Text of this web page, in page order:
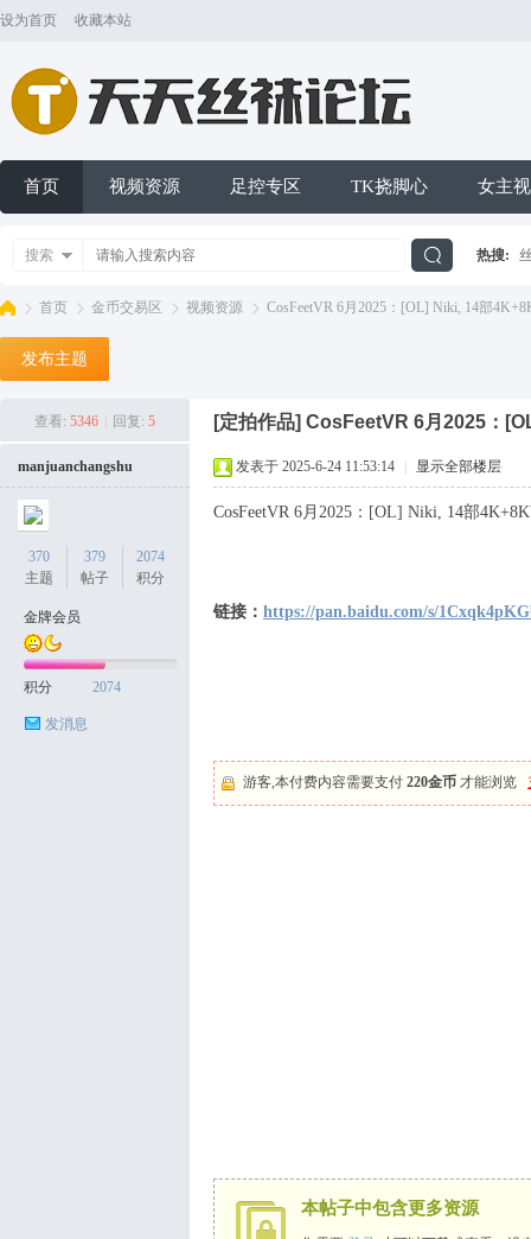
设为首页 收藏本站
首页 视频资源 足控专区 TK挠脚心 女主
搜索 热搜:
首页 金币交易区 视频资源
›
CosFeetVR 6月2025：[OL] Niki, 14部
发布主题
查看: 5346 回复: 5 [定拍作品] CosFeetVR 6月2025：
manjuanchangshu
370
主题
379
帖子
2074
积分
金牌会员
积分 2074
发消息
发表于 2025-6-24 11:53:14 显示全部楼层
CosFeetVR 6月2025：[OL] Niki, 14部
链接： https://pan.baidu.com/s/
游客,本付费内容需要支付 220金币 才能浏览
本帖子中包含更多资源